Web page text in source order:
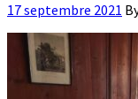
17 septembre 2021